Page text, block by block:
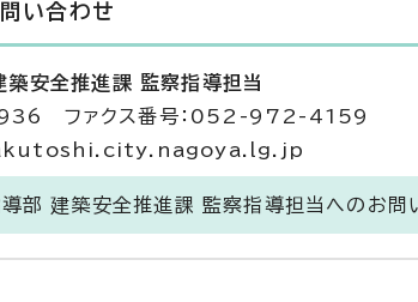
い合わせ
安全推進課 監察指導担当
ファクス番号：052-972-4159
部 建築安全推進課 監察指導担当へのお問